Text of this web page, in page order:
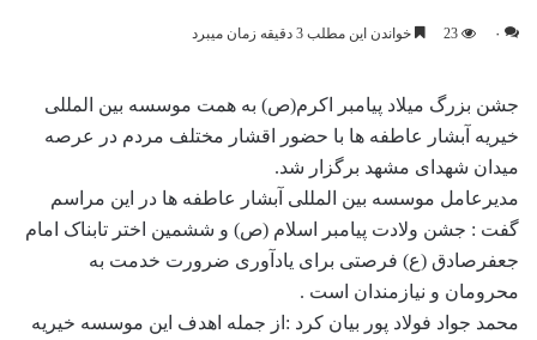
۰ 23 خواندن این مطلب 3 دقیقه زمان میبرد
جشن بزرگ میلاد پیامبر اکرم(ص) به همت موسسه بین المللی
خیریه آبشار عاطفه ها با حضور اقشار مختلف مردم در عرصه
میدان شهدای مشهد برگزار شد.
مدیرعامل موسسه بین المللی آبشار عاطفه ها در این مراسم
گفت : جشن ولادت پیامبر اسلام (ص) و ششمین اختر تابناک امام
جعفرصادق (ع) فرصتی برای یادآوری ضرورت خدمت به
محرومان و نیازمندان است .
محمد جواد فولاد پور بیان کرد :از جمله اهدف این موسسه خیریه